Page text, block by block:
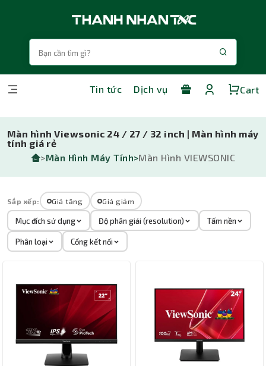
Tin tức Dịch vụ Cart
Màn hình Viewsonic 24 / 27 / 32 inch | Màn hình máy
tính giá rẻ
>Màn Hình Máy Tính>Màn Hình VIEWSONIC
Sắp xếp: Giá tăng Giá giảm
Mục đích sử dụng Độ phân giải (resolution) Tấm nền
Phân loại Cổng kết nối